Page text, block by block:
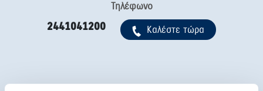
Τηλέφωνο
2441041200 Kαλέστε τώρα